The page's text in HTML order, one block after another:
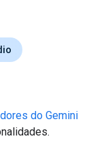
do Gemini